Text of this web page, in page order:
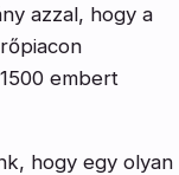
azzal, hogy a
embert
hogy egy olyan